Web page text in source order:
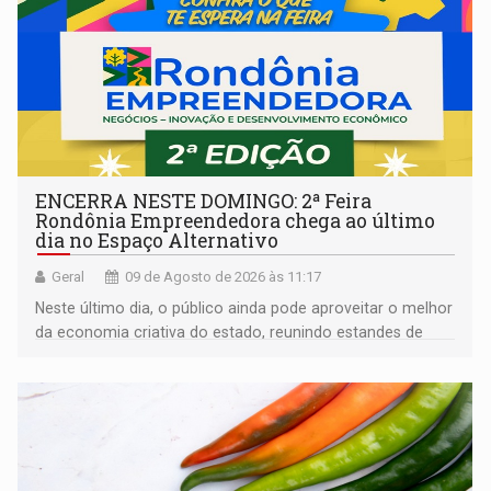
ENCERRA NESTE DOMINGO: 2ª Feira
Rondônia Empreendedora chega ao último
dia no Espaço Alternativo
Geral 09 de Agosto de 2026 às 11:17
Neste último dia, o público ainda pode aproveitar o melhor
da economia criativa do estado, reunindo estandes de